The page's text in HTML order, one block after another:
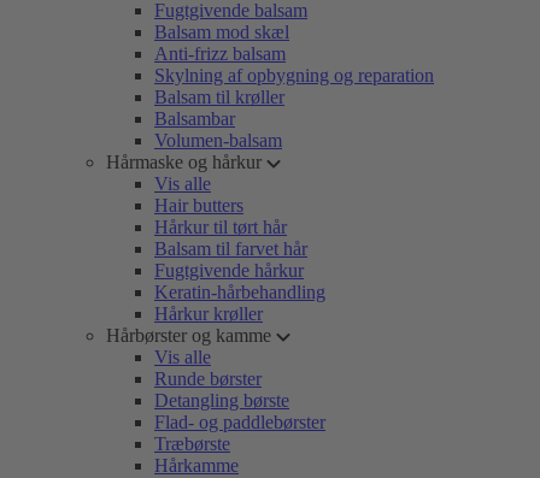
Fugtgivende balsam
Balsam mod skæl
Anti-frizz balsam
Skylning af opbygning og reparation
Balsam til krøller
Balsambar
Volumen-balsam
Hårmaske og hårkur
Vis alle
Hair butters
Hårkur til tørt hår
Balsam til farvet hår
Fugtgivende hårkur
Keratin-hårbehandling
Hårkur krøller
Hårbørster og kamme
Vis alle
Runde børster
Detangling børste
Flad- og paddlebørster
Træbørste
Hårkamme